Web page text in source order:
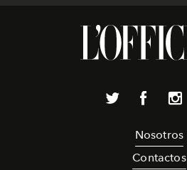
Nosotros
Contactos